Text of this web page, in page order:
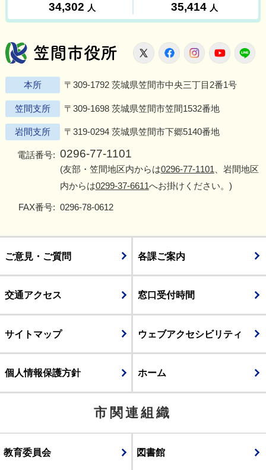
笠間市役所
X FacebookInstagram
本所 〒309-1792 茨城県笠間市中央三丁目2番1号
笠間支所 〒309-1698 茨城県笠間市笠間1532番地
岩間支所 〒319-0294 茨城県笠間市下郷5140番地
電話番号: 0296-77-1101
(友部・笠間地区内からは0296-77-1101 、岩間地区
内からは0299-37-6611へお掛けください。)
FAX番号: 0296-78-0612
ご意見・ご質問 各課ご案内
交通アクセス 窓口受付時間
サイトマップ ウェブアクセシビリティ
個人情報保護方針 ホーム
市関連組織
教育委員会 図書館